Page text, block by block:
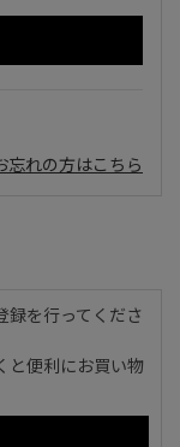
忘れの方はこちら
録を行ってくださ
と便利にお買い物